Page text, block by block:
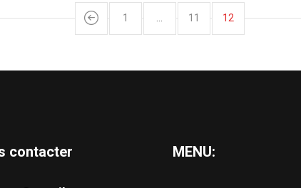
1 … 11 12
contacter MENU: